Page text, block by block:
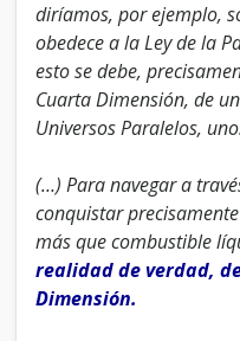
diríamos, por ejemplo,
obedece a la Ley de la
esto se debe,
Cuarta Dimensión, de
Universos Paralelos,
(…) Para navegar a
conquistar
más que combustible
realidad de verdad,
Dimensión.